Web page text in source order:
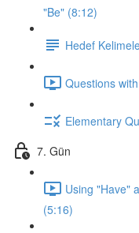
"Be" (8:12)
Hedef
Questions
Elementary
7. Gün
Using "Have"
(5:16)